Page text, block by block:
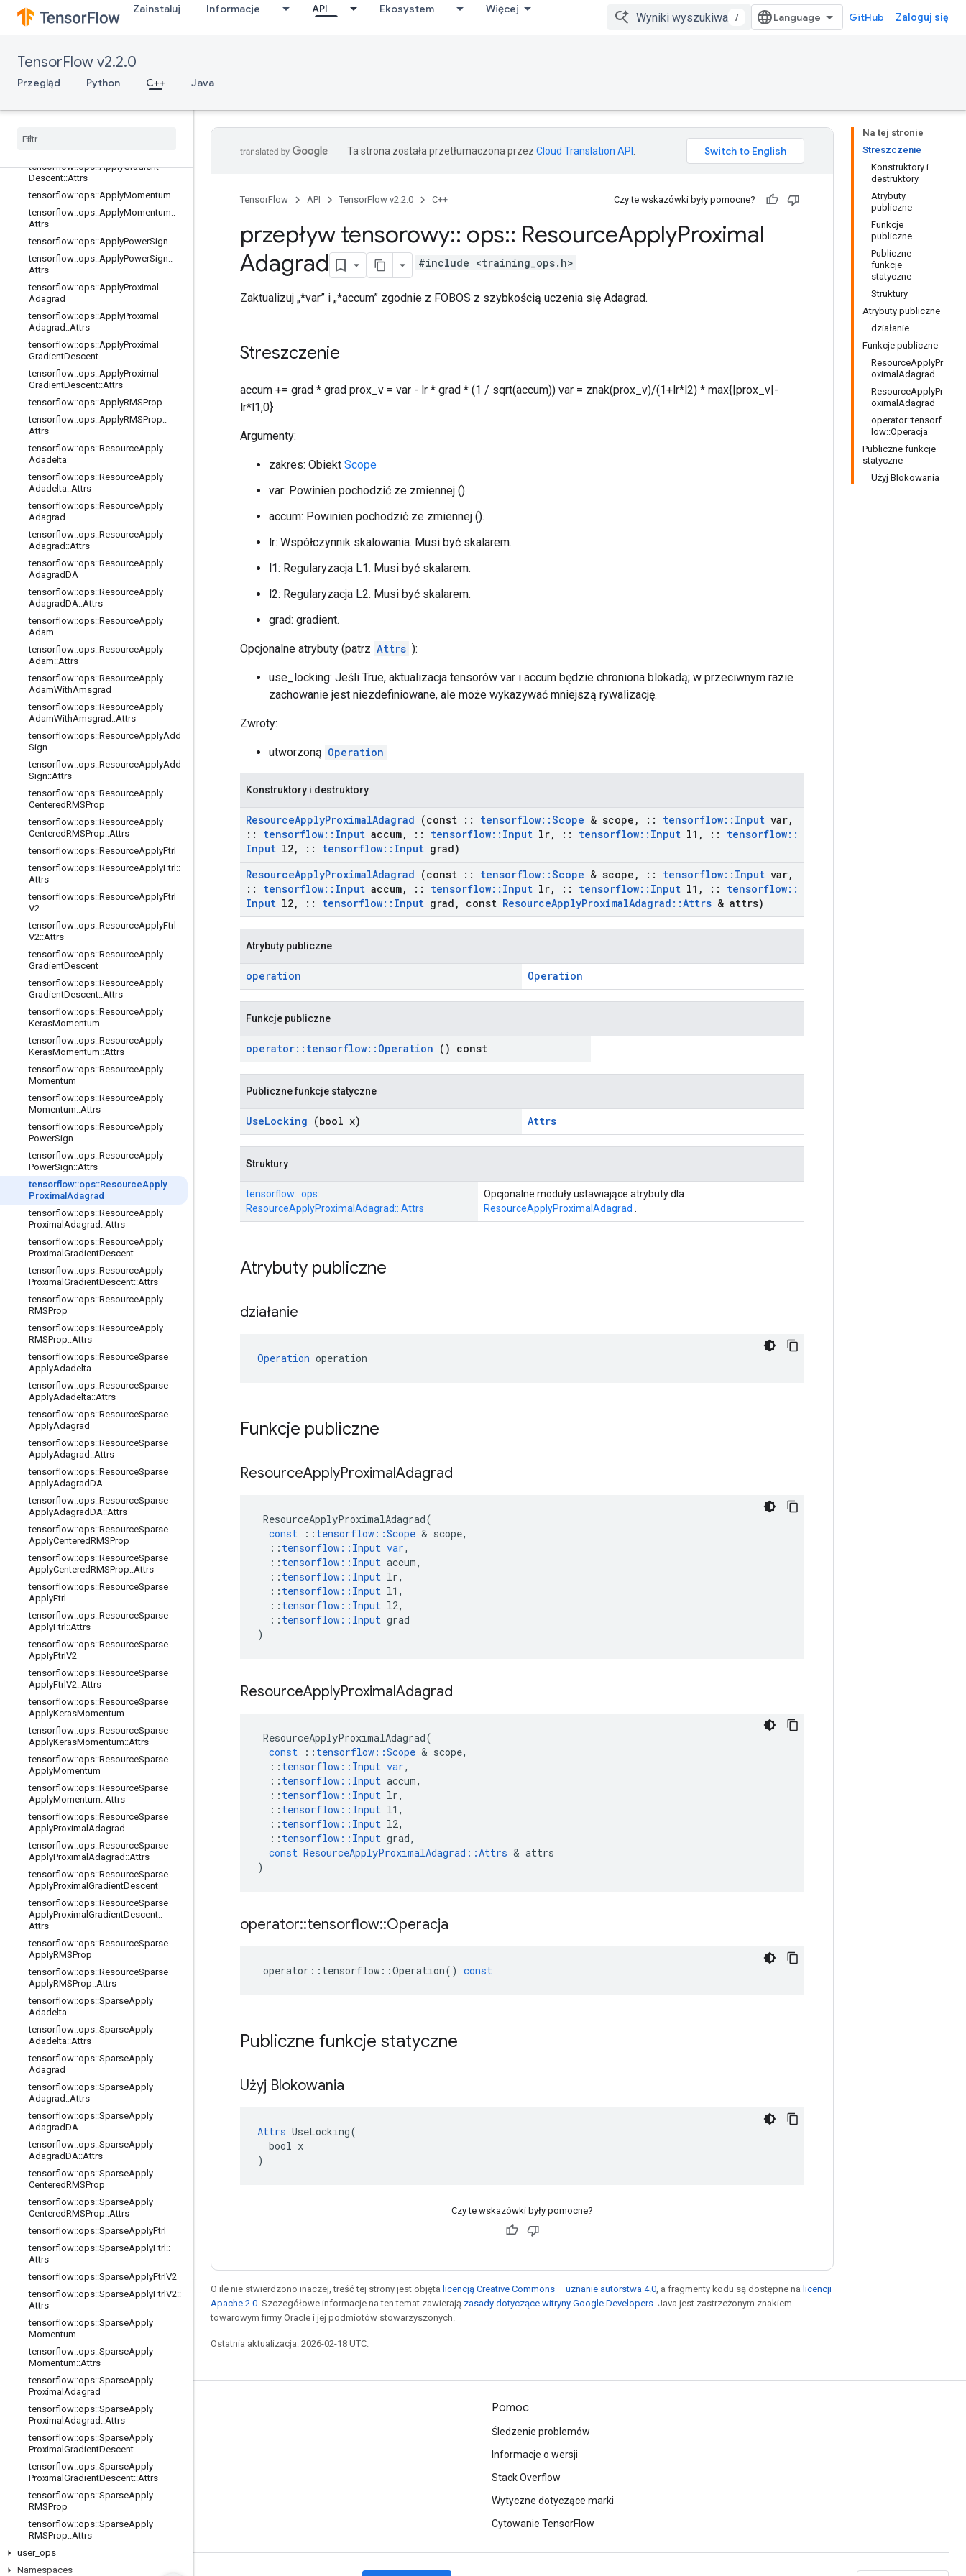
Zainstaluj Informacje API Ekosystem Więcej
/ GitHub Zaloguj się
TensorFlow v2.2.0
Przegląd Python C++ Java
tensorflow::ops::ApplyCenteredRMS
Prop
tensorflow::ops::ApplyFtrl
tensorflow::ops::ApplyFtrl::Attrs
tensorflow
tensorflow::ops::ApplyGradient
Descent::Attrs
tensorflow::ops::ApplyMomentum
tensorflow::ops::ApplyMomentum::
Attrs
tensorflow::ops::ApplyPowerSign
tensorflow::ops::ApplyPowerSign::
Attrs
tensorflow::ops::ApplyProximal
Adagrad
tensorflow::ops::ApplyProximal
Adagrad ::Attrs
tensorflow::ops::ApplyProximal
GradientDescent
tensorflow::ops::ApplyProximal
GradientDescent::Attrs
tensorflow::ops::ApplyRMSProp
tensorflow::ops::ApplyRMSProp::
Attrs
tensorflow::ops::ResourceApply
Adadelta
tensorflow::ops::ResourceApply
Adadelta::Attrs
tensorflow::ops::ResourceApply
Adagrad
tensorflow::ops::ResourceApply
Adagrad ::Attrs
tensorflow::ops::ResourceApply
AdagradDA
tensorflow::ops::ResourceApply
AdagradDA::Attrs
tensorflow::ops::ResourceApply
Adam
tensorflow::ops::ResourceApply
Adam::Attrs
tensorflow::ops::ResourceApply
AdamWithAmsgrad
tensorflow::ops::ResourceApply
AdamWithAmsgrad ::Attrs
tensorflow::ops::ResourceApplyAdd
Sign
tensorflow::ops::ResourceApplyAdd
Sign::Attrs
tensorflow::ops::ResourceApply
CenteredRMSProp
tensorflow::ops::ResourceApply
CenteredRMSProp::Attrs
tensorflow::ops::ResourceApplyFtrl
tensorflow::ops::ResourceApplyFtrl ::
Attrs
tensorflow::ops::ResourceApplyFtrl
V2
tensorflow::ops::ResourceApplyFtrl
V2::Attrs
tensorflow::ops::ResourceApply
GradientDescent
tensorflow::ops::ResourceApply
GradientDescent::Attrs
tensorflow::ops::ResourceApply
KerasMomentum
tensorflow::ops::ResourceApply
KerasMomentum::Attrs
tensorflow::ops::ResourceApply
Momentum
tensorflow::ops::ResourceApply
Momentum::Attrs
tensorflow::ops::ResourceApply
PowerSign
tensorflow::ops::ResourceApply
PowerSign::Attrs
tensorflow::ops::ResourceApply
Proximal Adagrad
tensorflow::ops::ResourceApply
Proximal Adagrad ::Attrs
tensorflow::ops::ResourceApply
Proximal GradientDescent
tensorflow::ops::ResourceApply
Proximal GradientDescent::Attrs
tensorflow::ops::ResourceApply
RMSProp
tensorflow::ops::ResourceApply
RMSProp::Attrs
tensorflow::ops::ResourceSparse
ApplyAdadelta
tensorflow::ops::ResourceSparse
ApplyAdadelta::Attrs
tensorflow::ops::ResourceSparse
ApplyAdagrad
tensorflow::ops::ResourceSparse
ApplyAdagrad ::Attrs
tensorflow::ops::ResourceSparse
ApplyAdagradDA
tensorflow::ops::ResourceSparse
ApplyAdagradDA::Attrs
tensorflow::ops::ResourceSparse
ApplyCenteredRMSProp
tensorflow::ops::ResourceSparse
ApplyCenteredRMSProp::Attrs
tensorflow::ops::ResourceSparse
ApplyFtrl
tensorflow::ops::ResourceSparse
ApplyFtrl ::Attrs
tensorflow::ops::ResourceSparse
ApplyFtrlV2
tensorflow::ops::ResourceSparse
ApplyFtrlV2::Attrs
tensorflow::ops::ResourceSparse
ApplyKerasMomentum
tensorflow::ops::ResourceSparse
ApplyKerasMomentum::Attrs
tensorflow::ops::ResourceSparse
ApplyMomentum
tensorflow::ops::ResourceSparse
ApplyMomentum::Attrs
tensorflow::ops::ResourceSparse
ApplyProximal Adagrad
tensorflow::ops::ResourceSparse
ApplyProximal Adagrad ::Attrs
tensorflow::ops::ResourceSparse
ApplyProximal GradientDescent
tensorflow::ops::ResourceSparse
ApplyProximal GradientDescent::
Attrs
tensorflow::ops::ResourceSparse
ApplyRMSProp
tensorflow::ops::ResourceSparse
ApplyRMSProp::Attrs
tensorflow::ops::SparseApply
Adadelta
tensorflow::ops::SparseApply
Adadelta::Attrs
tensorflow::ops::SparseApply
Adagrad
tensorflow::ops::SparseApply
Adagrad ::Attrs
tensorflow::ops::SparseApply
AdagradDA
tensorflow::ops::SparseApply
AdagradDA::Attrs
tensorflow::ops::SparseApply
CenteredRMSProp
tensorflow::ops::SparseApply
CenteredRMSProp::Attrs
tensorflow::ops::SparseApplyFtrl
tensorflow::ops::SparseApplyFtrl ::
Attrs
tensorflow::ops::SparseApplyFtrlV2
tensorflow::ops::SparseApplyFtrlV2::
Attrs
tensorflow::ops::SparseApply
Momentum
tensorflow::ops::SparseApply
Momentum::Attrs
tensorflow::ops::SparseApply
Proximal Adagrad
tensorflow::ops::SparseApply
Proximal Adagrad ::Attrs
tensorflow::ops::SparseApply
Proximal GradientDescent
tensorflow::ops::SparseApply
Proximal GradientDescent::Attrs
tensorflow::ops::SparseApply
RMSProp
tensorflow::ops::SparseApply
RMSProp::Attrs
user_ ops
Namespaces
Na tej stronie
Streszczenie
Konstruktory i
destruktory
Atrybuty
publiczne
Funkcje
publiczne
Publiczne
funkcje
statyczne
Struktury
Atrybuty publiczne
działanie
Funkcje publiczne
ResourceApplyPr
oximalAdagrad
ResourceApplyPr
oximalAdagrad
operator::tensorf
low::Operacja
Publiczne funkcje
statyczne
Użyj Blokowania
Ta strona została przetłumaczona przez Cloud Translation API
TensorFlow API TensorFlow v2.2.0 C++ Czy te wskazówki były pomocne?
przepływ tensorowy:: ops:: ResourceApplyProximal
Adagrad
#include <training_ops.h>
Zaktualizuj „*var” i „*accum” zgodnie z FOBOS z szybkością uczenia się Adagrad.
Streszczenie
accum += grad * grad prox_v = var - lr * grad * (1 / sqrt(accum)) var = znak(prox_v)/(1+lr*l2) * max{|prox_v|-
lr*l1,0}
Argumenty:
zakres: Obiekt Scope
var: Powinien pochodzić ze zmiennej ().
accum: Powinien pochodzić ze zmiennej ().
lr: Współczynnik skalowania. Musi być skalarem.
l1: Regularyzacja L1. Musi być skalarem.
l2: Regularyzacja L2. Musi być skalarem.
grad: gradient.
Opcjonalne atrybuty (patrz Attrs ):
use_locking: Jeśli True, aktualizacja tensorów var i accum będzie chroniona blokadą; w przeciwnym razie
zachowanie jest niezdefiniowane, ale może wykazywać mniejszą rywalizację.
Zwroty:
utworzoną Operation
Konstruktory i destruktory
ResourceApplyProximalAdagrad (const :: tensorflow::Scope & scope , :: tensorflow:: Input var,
::
tensorflow:: Input accum, :: tensorflow:: Input lr, :: tensorflow:: Input l1 , :: tensorflow::
Input l2, :: tensorflow:: Input grad)
ResourceApplyProximalAdagrad (const :: tensorflow::Scope & scope , :: tensorflow:: Input var,
::
tensorflow:: Input accum, :: tensorflow:: Input lr, :: tensorflow:: Input l1 , :: tensorflow::
Input l2, :: tensorflow:: Input grad , const ResourceApplyProximalAdagrad ::Attrs & attrs)
Atrybuty publiczne
operation Operation
Funkcje publiczne
operator:: tensorflow:: Operation () const
Publiczne funkcje statyczne
UseLocking (bool x) Attrs
Struktury
tensorflow:: ops::
ResourceApplyProximalAdagrad:: Attrs
Opcjonalne moduły ustawiające atrybuty dla
ResourceApplyProximalAdagrad
Atrybuty publiczne
działanie
Operation operation
Funkcje publiczne
ResourceApplyProximalAdagrad
ResourceApplyProximalAdagrad(
const
:: tensorflow ::Scope & scope,
:: tensorflow :: Input var,
:: tensorflow :: Input accum,
:: tensorflow :: Input lr,
:: tensorflow :: Input l1 ,
:: tensorflow :: Input l2,
:: tensorflow :: Input grad
)
ResourceApplyProximalAdagrad
ResourceApplyProximalAdagrad(
const
:: tensorflow ::Scope & scope,
:: tensorflow :: Input var,
:: tensorflow :: Input accum,
:: tensorflow :: Input lr,
:: tensorflow :: Input l1 ,
:: tensorflow :: Input l2,
:: tensorflow :: Input grad,
const ResourceApplyProximalAdagrad ::Attrs & attrs
)
operator::tensorflow::Operacja
operator :: tensorflow ::Operation() const
Publiczne funkcje statyczne
Użyj Blokowania
Attrs UseLocking(
  bool x
)
Czy te wskazówki były pomocne?
O ile nie stwierdzono inaczej, treść tej strony jest objęta licencją Creative Commons – uznanie autorstwa 4.0 , a fragmenty kodu są dostępne na licencji
Apache 2.0 . Szczegółowe informacje na ten temat zawierają zasady dotyczące witryny Google Developers . Java jest zastrzeżonym znakiem
towarowym firmy Oracle i jej podmiotów stowarzyszonych.
Ostatnia aktualizacja: 2026-02-18 UTC.
Pozostawaj w kontakcie
Forum
GitHub
Twitter
YouTube
Pomoc
Śledzenie problemów
Informacje o wersji
Stack Overflow
Wytyczne dotyczące marki
Cytowanie TensorFlow